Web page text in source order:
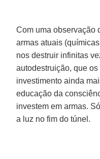
Com uma observação
armas atuais
nos destruir infinitas
autodestruição, que
investimento ainda
educação da
investem em armas.
a luz no fim do túnel.